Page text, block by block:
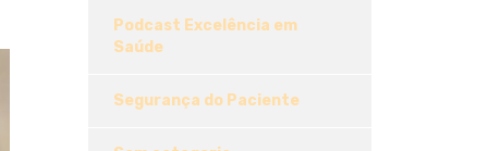
Podcast Excelência em
Saúde
Segurança do Paciente